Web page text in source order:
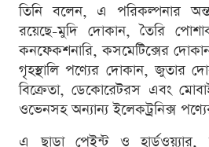
তিনি বলেন, এ পরিকল্পনার
রয়েছে-মুদি দোকান, তৈরি
কনফেকশনারি, কসমেটিক্সের
গৃহস্থালি পণ্যের দোকান, জুতার
বিক্রেতা, ডেকোরেটরস এবং
ওভেনসহ অন্যান্য ইলেকট্রনিক্স
এ ছাড়া পেইন্ট ও হার্ডওয়্যার,